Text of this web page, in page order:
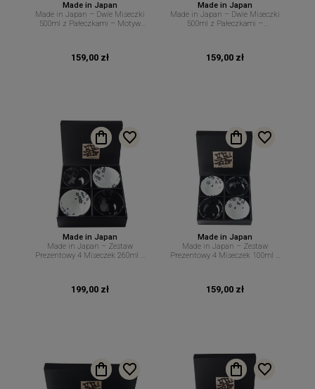
Made in Japan
Made in Japan – Dwie Miseczki
500ml z Pałeczkami – Motyw
159,00 zł
Made in Japan
Made in Japan – Dwie Miseczki
500ml z Pałeczkami –
159,00 zł
Made in Japan
Made in Japan – Zestaw
Prezentowy 4 Miseczek 260ml –
199,00 zł
Made in Japan
Made in Japan – Zestaw
Prezentowy 4 Miseczek 100ml –
159,00 zł